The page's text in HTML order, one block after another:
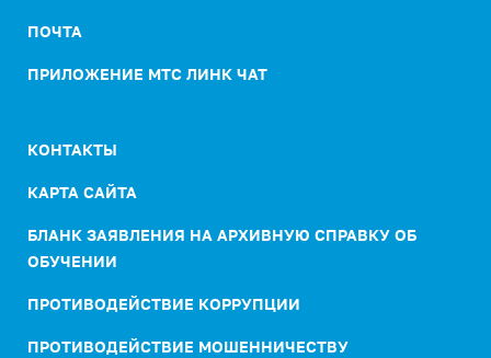
ПОЧТА
ПРИЛОЖЕНИЕ МТС ЛИНК ЧАТ
КОНТАКТЫ
КАРТА САЙТА
БЛАНК ЗАЯВЛЕНИЯ НА АРХИВНУЮ СПРАВКУ ОБ
ОБУЧЕНИИ
ПРОТИВОДЕЙСТВИЕ КОРРУПЦИИ
ПРОТИВОДЕЙСТВИЕ МОШЕННИЧЕСТВУ